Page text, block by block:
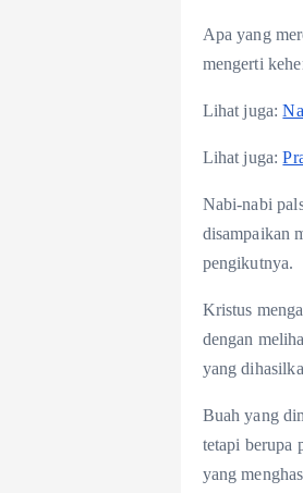
Apa yang
mengerti
Lihat juga:
Lihat juga:
Nabi-nabi
disampaikan
pengikutnya.
Kristus
dengan
yang
Buah yang
tetapi berupa
yang